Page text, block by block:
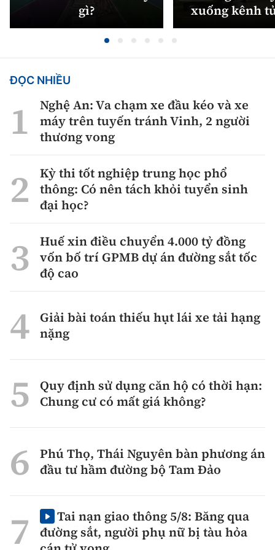
Nguyễn Thị Hồng Nga
Phó Tổng biên tập:Nguyễn Sơn Tùng,
Nguyễn Đức Thắng, La Đức Hùng
0901 514 799
Email:bandoc@baoxaydung.vn
Cấm sao chép dưới mọi hình thức nếu không có sự
chấp thuận bằng văn bản.
soạn
gì?
xuống kênh
ĐỌC NHIỀU
Nghệ An: Va chạm xe đầu kéo và xe
máy trên tuyến tránh Vinh, 2 người
thương vong
Kỳ thi tốt nghiệp trung học phổ
thông: Có nên tách khỏi tuyển sinh
đại học?
Huế xin điều chuyển 4.000 tỷ đồng
vốn bố trí GPMB dự án đường sắt tốc
độ cao
Giải bài toán thiếu hụt lái xe tải hạng
nặng
Quy định sử dụng căn hộ có thời hạn:
Chung cư có mất giá không?
Phú Thọ, Thái Nguyên bàn phương án
đầu tư hầm đường bộ Tam Đảo
Tai nạn giao thông 5/8: Băng qua
đường sắt, người phụ nữ bị tàu hỏa